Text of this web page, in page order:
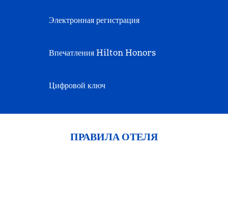
Электронная регистрация
Впечатления Hilton Honors
Цифровой ключ
ПРАВИЛА ОТЕЛЯ